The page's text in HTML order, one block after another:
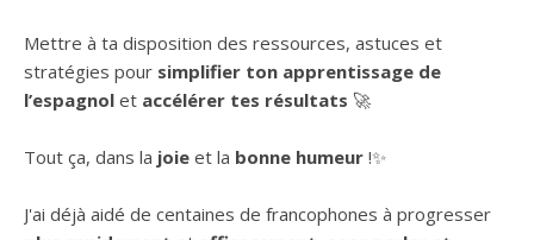
Mettre à ta disposition des ressources, astuces et
stratégies pour simplifier ton apprentissage de
l’espagnol et accélérer tes résultats 🚀
Tout ça, dans la joie et la bonne humeur !✨
J'ai déjà aidé de centaines de francophones à progresser